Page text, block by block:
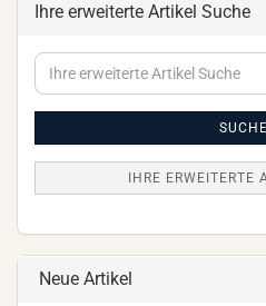
Ihre erweiterte Artikel Suche
Ihre
erweiterte
IHRE ERWEITERTE
Neue Artikel